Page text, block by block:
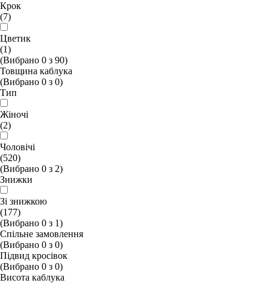
Крок
(7)
Цветик
(1)
(Вибрано 0 з 90)
Товщина каблука
(Вибрано 0 з 0)
Тип
Жіночі
(2)
Чоловічі
(520)
(Вибрано 0 з 2)
Знижки
Зі знижкою
(177)
(Вибрано 0 з 1)
Спільне замовлення
(Вибрано 0 з 0)
Підвид кросівок
(Вибрано 0 з 0)
Висота каблука